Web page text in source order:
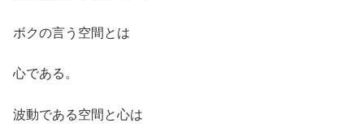
ボクの言う空間とは
心である。
波動である空間と心は